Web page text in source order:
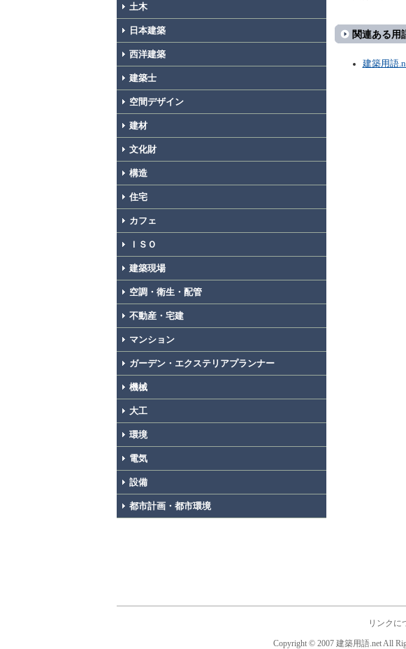
土木
日本建築
西洋建築
建築士
空間デザイン
建材
文化財
構造
住宅
カフェ
ＩＳＯ
建築現場
空調・衛生・配管
不動産・宅建
マンション
ガーデン・エクステリアプランナー
機械
大工
環境
電気
設備
都市計画・都市環境
関連ある用
建築用語
リンクに
Copyright © 2007 建築用語.net All